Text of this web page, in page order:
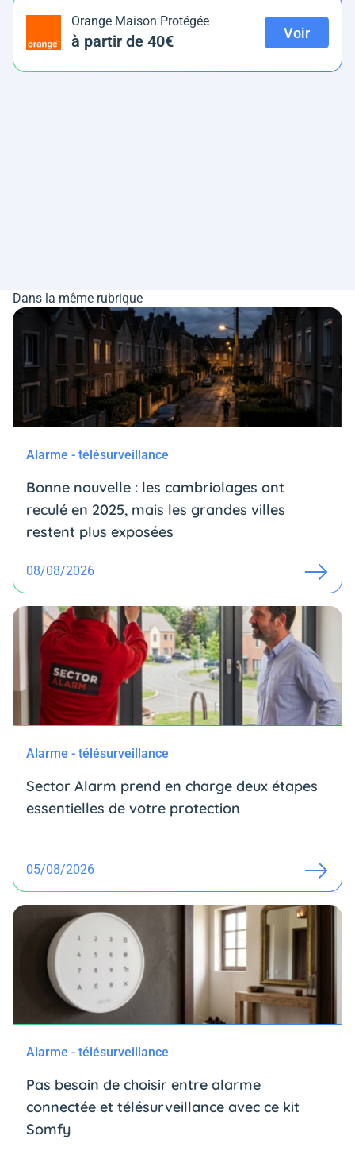
Orange Maison Protégée
à partir de 40€ Voir
Dans la même rubrique
Alarme - télésurveillance
Bonne nouvelle : les cambriolages ont
reculé en 2025, mais les grandes villes
restent plus exposées
08/08/2026
Alarme - télésurveillance
Sector Alarm prend en charge deux étapes
essentielles de votre protection
05/08/2026
Alarme - télésurveillance
Pas besoin de choisir entre alarme
connectée et télésurveillance avec ce kit
Somfy